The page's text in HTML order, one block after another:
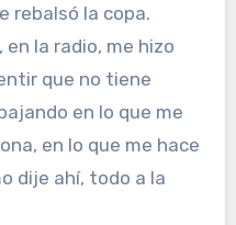
rebalsó la copa.
la radio, me hizo
que no tiene
en lo que me
en lo que me hace
dije ahí, todo a la